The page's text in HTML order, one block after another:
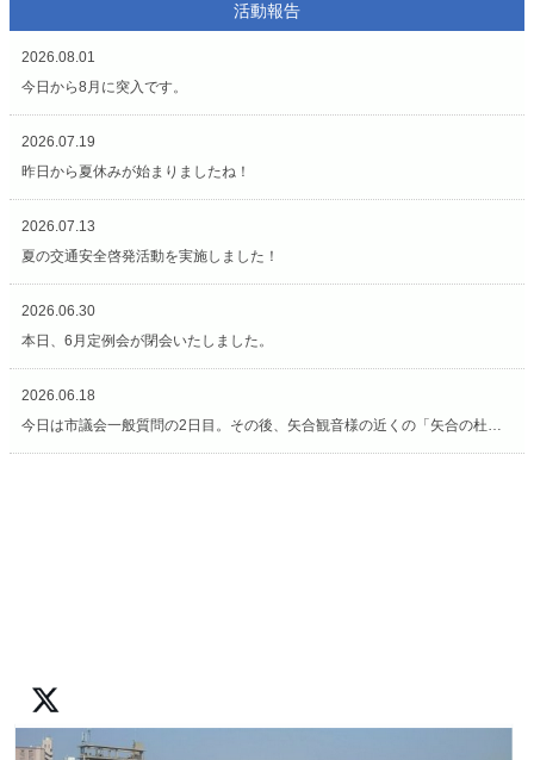
活動報告
2026.08.01
今日から8月に突入です。
2026.07.19
昨日から夏休みが始まりましたね！
2026.07.13
夏の交通安全啓発活動を実施しました！
2026.06.30
本日、6月定例会が閉会いたしました。
2026.06.18
今日は市議会一般質問の2日目。その後、矢合観音様の近くの「矢合の杜」へ。